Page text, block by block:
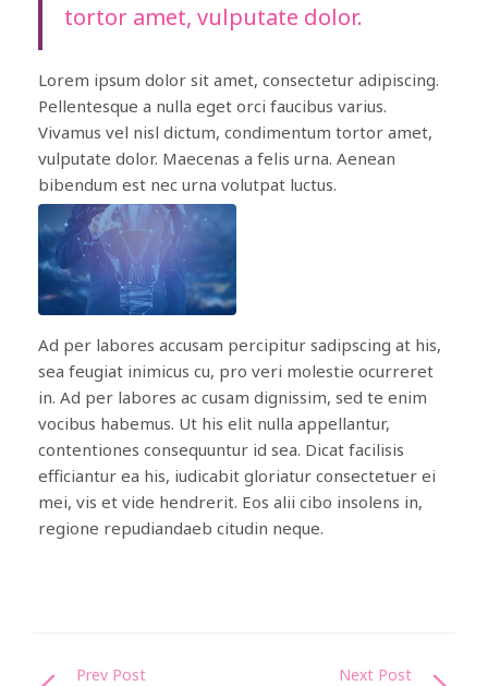
tortor amet, vulputate dolor.
Lorem ipsum dolor sit amet, consectetur adipiscing.
Pellentesque a nulla eget orci faucibus varius.
Vivamus vel nisl dictum, condimentum tortor amet,
vulputate dolor. Maecenas a felis urna. Aenean
bibendum est nec urna volutpat luctus.
Ad per labores accusam percipitur sadipscing at his,
sea feugiat inimicus cu, pro veri molestie ocurreret
in. Ad per labores ac cusam dignissim, sed te enim
vocibus habemus. Ut his elit nulla appellantur,
contentiones consequuntur id sea. Dicat facilisis
efficiantur ea his, iudicabit gloriatur consectetuer ei
mei, vis et vide hendrerit. Eos alii cibo insolens in,
regione repudiandaeb citudin neque.
Prev Post Next Post